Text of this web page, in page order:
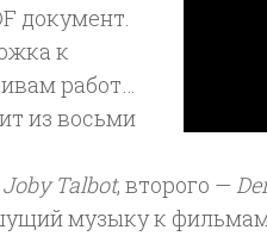
документ.
к
работ…
из восьми
Joby Talbot, второго —
музыку к